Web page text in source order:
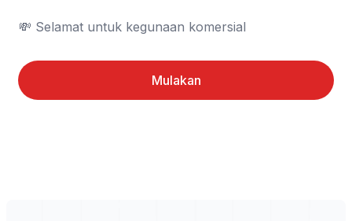
💸 Selamat untuk kegunaan komersial
Mulakan